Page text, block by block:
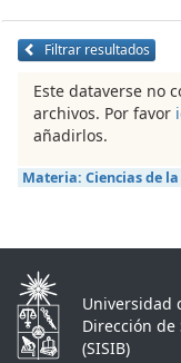
Filtrar resultados
Este dataverse no
archivos. Por favor
añadirlos.
Materia: Ciencias de
Universidad
Dirección
(SISIB)